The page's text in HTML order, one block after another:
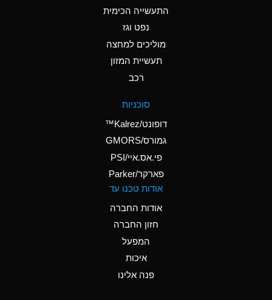
Ammonium Nitrate
Ammonium Nitrite
Ammonium Persulfate
Ammonium Phosphate
A
Ammonium Sulfate
A
Amyl Acetate (Banana
התעשייה הכימית
נפט וגז
מוליכים למחצה
תעשיית המזון
רכב
סוכניות
דופונט/Kalrez™
גמורס/GMORS
פי.אס.איי/PSI
פארקר/Parker
אודות טכנו עד
אודות החברה
חזון החברה
המפעל
איכות
פנה אלינו